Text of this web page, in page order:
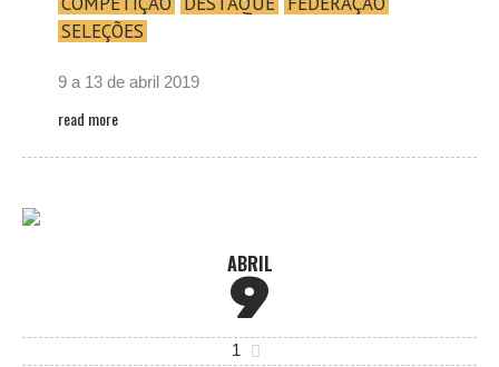
SELEÇÕES
9 a 13 de abril 2019
read more
ABRIL
9
1